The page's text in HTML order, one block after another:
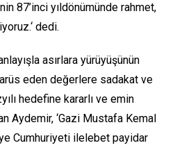
87’inci yıldönümünde rahmet,
dedi.
asırlara yürüyüşünün
eden değerlere sadakat ve
hedefine kararlı ve emin
Aydemir, ‘Gazi Mustafa Kemal
Cumhuriyeti ilelebet payidar